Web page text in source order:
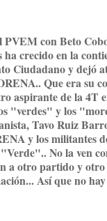
PVEM con Beto
crecido en la
Ciudadano y dejó
Que era su
aspirante de la 4T
"verdes" y los
Tavo Ruiz
y los militantes
No la ven
a otro partido y
Así que no